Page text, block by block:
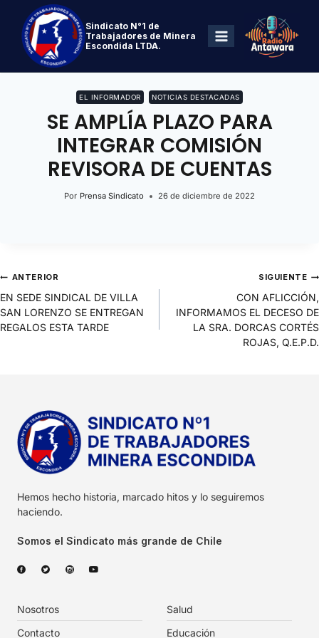
Sindicato N°1 de
Trabajadores de Minera
Escondida LTDA.
EL INFORMADOR NOTICIAS DESTACADAS
SE AMPLÍA PLAZO PARA
INTEGRAR COMISIÓN
REVISORA DE CUENTAS
Por Prensa Sindicato 26 de diciembre de 2022
ANTERIOR
EN SEDE SINDICAL DE VILLA
SAN LORENZO SE ENTREGAN
REGALOS ESTA TARDE
SIGUIENTE
CON AFLICCIÓN,
INFORMAMOS EL DECESO DE
LA SRA. DORCAS CORTÉS
ROJAS, Q.E.P.D.
Hemos hecho historia, marcado hitos y lo seguiremos
haciendo.
Somos el Sindicato más grande de Chile
Nosotros
Contacto
Salud
Educación